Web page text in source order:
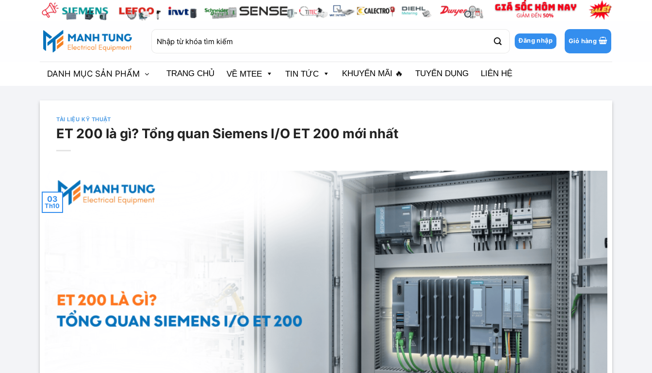
kiếm:
Đăng nhập Giỏ hàng
DANH MỤC SẢN PHẨM TRANG CHỦ VỀ MTEE TIN TỨC KHUYẾN MÃI 🔥 TUYỂN DỤNG LIÊN HỆ
TÀI LIỆU KỸ THUẬT
ET 200 là gì? Tổng quan Siemens I/O ET 200 mới nhất
03
Th10